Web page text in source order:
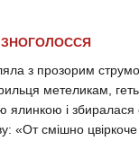
з прозорим
метеликам,
ялинкою і
«От смішно